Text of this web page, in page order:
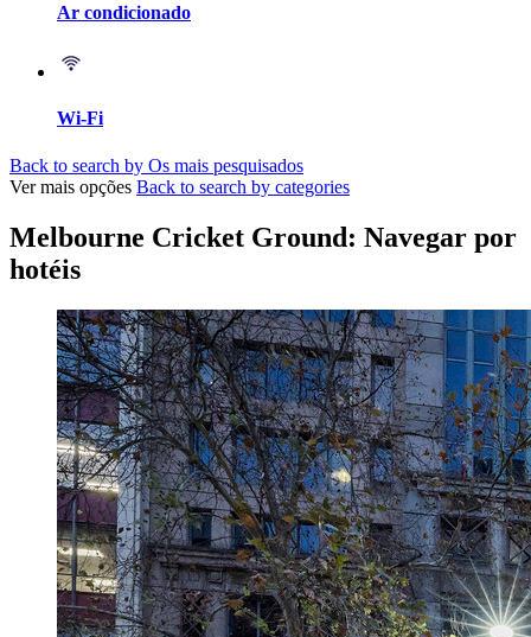
Ar condicionado
Wi-Fi
Back to search by Os mais pesquisados
Ver mais opções Back to search by categories
Melbourne Cricket Ground: Navegar por
hotéis